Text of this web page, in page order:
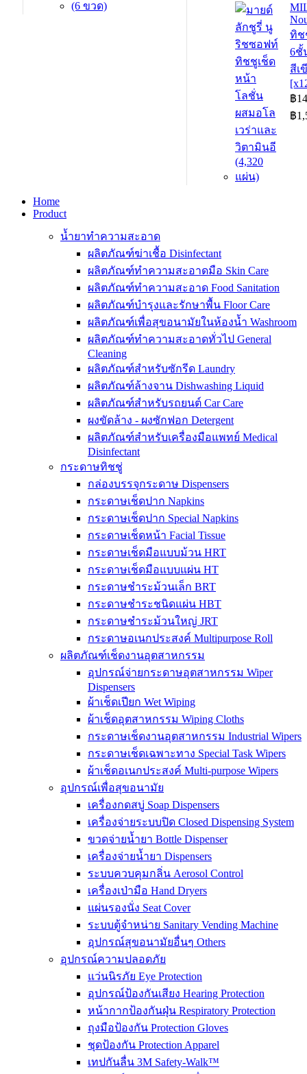
ทิช
6ชั้
สีเ
฿
฿
Home
Product
น้ำยาทำความสะอาด
ผลิตภัณฑ์ฆ่าเชื้อ Disinfectant
ผลิตภัณฑ์ทำความสะอาดมือ Skin Care
ผลิตภัณฑ์ทำความสะอาด Food Sanitation
ผลิตภัณฑ์บำรุงและรักษาพื้น Floor Care
ผลิตภัณฑ์เพื่อสุขอนามัยในห้องน้ำ Washroom
ผลิตภัณฑ์ทำความสะอาดทั่วไป General
Cleaning
ผลิตภัณฑ์สำหรับซักรีด Laundry
ผลิตภัณฑ์ล้างจาน Dishwashing Liquid
ผลิตภัณฑ์สำหรับรถยนต์ Car Care
ผงขัดล้าง - ผงซักฟอก Detergent
ผลิตภัณฑ์สำหรับเครื่องมือแพทย์ Medical
Disinfectant
กระดาษทิชชู่
กล่องบรรจุกระดาษ Dispensers
กระดาษเช็ดปาก Napkins
กระดาษเช็ดปาก Special Napkins
กระดาษเช็ดหน้า Facial Tissue
กระดาษเช็ดมือแบบม้วน HRT
กระดาษเช็ดมือแบบแผ่น HT
กระดาษชำระม้วนเล็ก BRT
กระดาษชำระชนิดแผ่น HBT
กระดาษชำระม้วนใหญ่ JRT
กระดาษอเนกประสงค์ Multipurpose Roll
ผลิตภัณฑ์เช็ดงานอุตสาหกรรม
อุปกรณ์จ่ายกระดาษอุตสาหกรรม Wiper
Dispensers
ผ้าเช็ดเปียก Wet Wiping
ผ้าเช็ดอุตสาหกรรม Wiping Cloths
กระดาษเช็ดงานอุตสาหกรรม Industrial Wipers
กระดาษเช็ดเฉพาะทาง Special Task Wipers
ผ้าเช็ดอเนกประสงค์ Multi-purpose Wipers
อุปกรณ์เพื่อสุขอนามัย
เครื่องกดสบู่ Soap Dispensers
เครื่องจ่ายระบบปิด Closed Dispensing System
ขวดจ่ายน้ำยา Bottle Dispenser
เครื่องจ่ายน้ำยา Dispensers
ระบบควบคุมกลิ่น Aerosol Control
เครื่องเป่ามือ Hand Dryers
แผ่นรองนั่ง Seat Cover
ระบบตู้จำหน่าย Sanitary Vending Machine
อุปกรณ์สุขอนามัยอื่นๆ Others
อุปกรณ์ความปลอดภัย
แว่นนิรภัย Eye Protection
อุปกรณ์ป้องกันเสียง Hearing Protection
หน้ากากป้องกันฝุ่น Respiratory Protection
ถุงมือป้องกัน Protection Gloves
ชุดป้องกัน Protection Apparel
เทปกันลื่น 3M Safety-Walk™